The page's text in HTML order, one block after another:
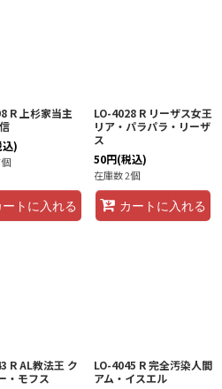
R 上杉家当主
)
ートに入れる
LO-4028 R リーザス女王
リア・パラパラ・リーザ
ス
50円(税込)
在庫数 2個
カートに入れる
R AL教法王 ク
・モフス
LO-4045 R 完全汚染人間
アム・イスエル